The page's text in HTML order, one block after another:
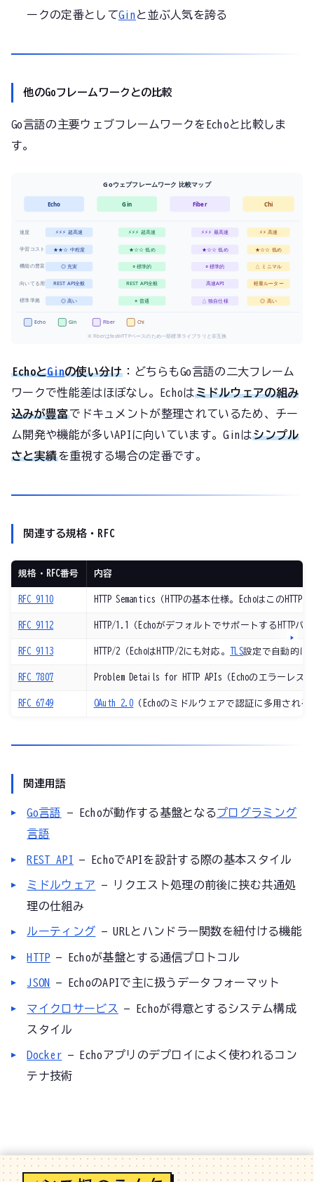
ークの定番としてGin と並ぶ人気を誇る
他のGoフレームワークとの比較
Go言語の主要ウェブフレームワークをEchoと比較しま
す。
Goウェブフレームワーク 比較マップ
Echo Gin Fiber Chi
速度 ⚡⚡⚡ 超高速 ⚡⚡⚡ 超高速 ⚡⚡⚡ 最高速 ⚡⚡ 高速
学習コスト ★★☆ 中程度 ★☆☆ 低め ★☆☆ 低め ★☆☆ 低め
機能の豊富さ ◎ 充実 ○ 標準的 ○ 標準的 △ ミニマル
向いてる用途 REST API全般 REST API全般 高速API 軽量ルーター
標準準拠 ◎ 高い ○ 普通 △ 独自仕様 ◎ 高い
Echo Gin Fiber Chi
※ FiberはfastHTTPベースのため一部標準ライブラリと非互換
EchoとGinの使い分け ：どちらもGo言語の二大フレーム
ワークで性能差はほぼなし。Echoはミドルウェアの組み
込みが豊富でドキュメントが整理されているため、チー
ム開発や機能が多いAPIに向いています。Ginはシンプル
さと実績を重視する場合の定番です。
関連する規格・RFC
規格・RFC番号 内容
RFC 9110 HTTP Semantics（HTTPの基本仕様。Echoはこの
RFC 9112 HTTP/1.1（EchoがデフォルトでサポートするHTTPバ
RFC 9113 HTTP/2（EchoはHTTP/2にも対応。 TLS設定で自動的に
RFC 7807 Problem Details for HTTP APIs（Echoのエラーレス
RFC 6749 OAuth 2.0 （Echoのミドルウェアで認証に多用され
関連用語
Go言語 — Echoが動作する基盤となるプログラミング
言語
REST API — EchoでAPIを設計する際の基本スタイル
ミドルウェア — リクエスト処理の前後に挟む共通処
理の仕組み
ルーティング — URLとハンドラー関数を紐付ける機能
HTTP — Echoが基盤とする通信プロトコル
JSON — EchoのAPIで主に扱うデータフォーマット
マイクロサービス
— Echoが得意とするシステム構成
スタイル
Docker — Echoアプリのデプロイによく使われるコン
テナ技術